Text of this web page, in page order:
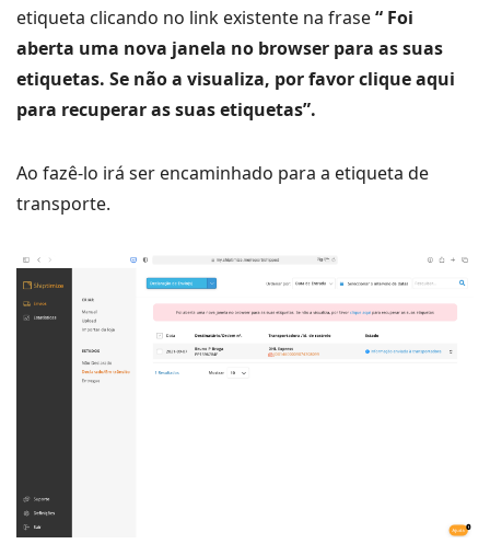
etiqueta clicando no link existente na frase“ Foi
aberta uma nova janela no browser para as suas
etiquetas. Se não a visualiza, por favor clique aqui
para recuperar as suas etiquetas”.
Ao fazê-lo irá ser encaminhado para a etiqueta de
transporte.